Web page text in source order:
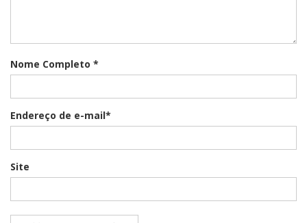
Nome Completo *
Endereço de e-mail*
Site